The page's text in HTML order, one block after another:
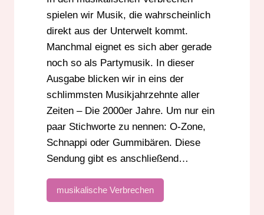
spielen wir Musik, die wahrscheinlich
direkt aus der Unterwelt kommt.
Manchmal eignet es sich aber gerade
noch so als Partymusik. In dieser
Ausgabe blicken wir in eins der
schlimmsten Musikjahrzehnte aller
Zeiten – Die 2000er Jahre. Um nur ein
paar Stichworte zu nennen: O-Zone,
Schnappi oder Gummibären. Diese
Sendung gibt es anschließend…
musikalische Verbrechen